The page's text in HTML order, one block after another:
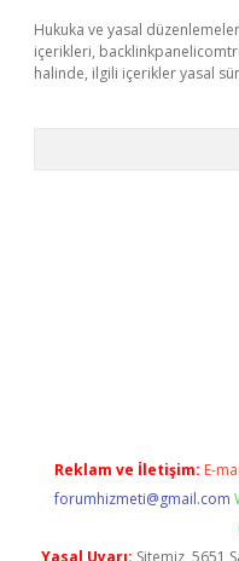
Hukuka ve yasal
içerikleri,
halinde, ilgili içerikler yasal
Reklam ve İletişim: E-
forumhizmeti@gmail.com
Yasal Uyarı: Sitemiz, 5651